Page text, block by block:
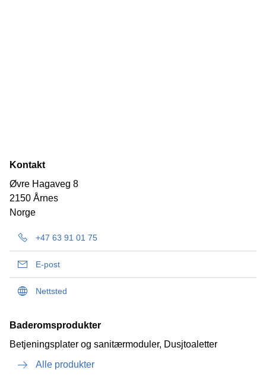
Kontakt
Øvre Hagaveg 8
2150 Årnes
Norge
+47 63 91 01 75
E-post
Nettsted
Baderomsprodukter
Betjeningsplater og sanitærmoduler, Dusjtoaletter
Alle produkter